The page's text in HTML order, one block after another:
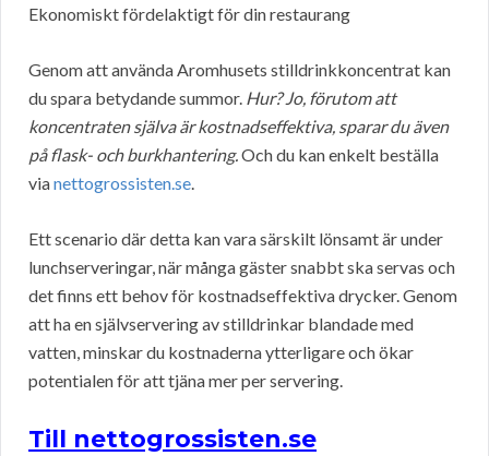
Ekonomiskt fördelaktigt för din restaurang
Genom att använda Aromhusets stilldrinkkoncentrat kan
du spara betydande summor. Hur? Jo, förutom att
koncentraten själva är kostnadseffektiva, sparar du även
på flask- och burkhantering.Och du kan enkelt beställa
vianettogrossisten.se.
Ett scenario där detta kan vara särskilt lönsamt är under
lunchserveringar, när många gäster snabbt ska servas och
det finns ett behov för kostnadseffektiva drycker. Genom
att ha en självservering av stilldrinkar blandade med
vatten, minskar du kostnaderna ytterligare och ökar
potentialen för att tjäna mer per servering.
Till nettogrossisten.se